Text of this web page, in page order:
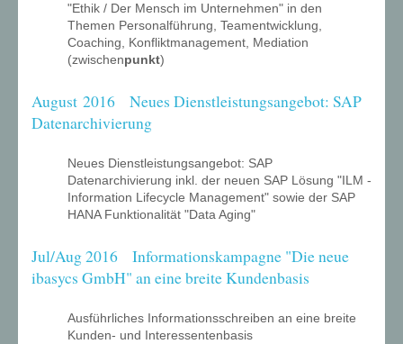
"Ethik / Der Mensch im Unternehmen" in den
Themen Personalführung, Teamentwicklung,
Coaching, Konfliktmanagement, Mediation
(zwischenpunkt)
August 2016 Neues Dienstleistungsangebot: SAP
Datenarchivierung
Neues Dienstleistungsangebot: SAP
Datenarchivierung inkl. der neuen SAP Lösung "ILM -
Information Lifecycle Management" sowie der SAP
HANA Funktionalität "Data Aging"
Jul/Aug 2016 Informationskampagne "Die neue
ibasycs GmbH" an eine breite Kundenbasis
Ausführliches Informationsschreiben an eine breite
Kunden- und Interessentenbasis